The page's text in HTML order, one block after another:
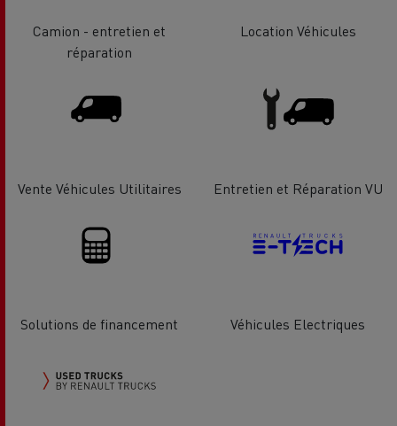
Camion - entretien et
réparation
Location Véhicules
Vente Véhicules Utilitaires Entretien et Réparation VU
Solutions de financement Véhicules Electriques